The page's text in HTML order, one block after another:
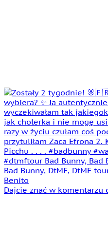
Dajcie znać w